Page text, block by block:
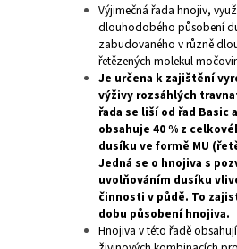
Výjimečná řada hnojiv,
dlouhodobého působení
zabudovaného v různě
řetězených molekul
Je určena k zajištění
výživy rozsáhlých
řada se liší od řad Basic
obsahuje 40 % z
dusíku ve formě MU
Jedná se o hnojiva s
uvolňováním dusíku
činnosti v půdě. To
dobu působení hnojiva.
Hnojiva v této řadě